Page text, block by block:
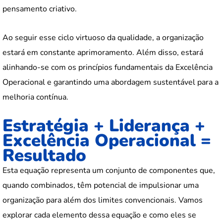
pensamento criativo.
Ao seguir esse ciclo virtuoso da qualidade, a organização
estará em constante aprimoramento. Além disso, estará
alinhando-se com os princípios fundamentais da Excelência
Operacional e garantindo uma abordagem sustentável para a
melhoria contínua.
Estratégia + Liderança +
Excelência Operacional =
Resultado
Esta equação representa um conjunto de componentes que,
quando combinados, têm potencial de impulsionar uma
organização para além dos limites convencionais. Vamos
explorar cada elemento dessa equação e como eles se